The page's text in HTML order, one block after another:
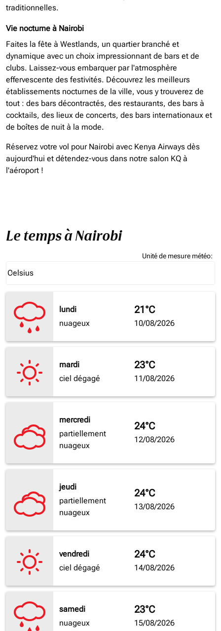
traditionnelles.
Vie nocturne à Nairobi
Faites la fête à Westlands, un quartier branché et
dynamique avec un choix impressionnant de bars et de
clubs. Laissez-vous embarquer par l'atmosphère
effervescente des festivités. Découvrez les meilleurs
établissements nocturnes de la ville, vous y trouverez de
tout : des bars décontractés, des restaurants, des bars à
cocktails, des lieux de concerts, des bars internationaux et
de boîtes de nuit à la mode.
Réservez votre vol pour Nairobi avec Kenya Airways dès
aujourd'hui et détendez-vous dans notre salon KQ à
l'aéroport !
Le temps à Nairobi
Unité de mesure météo:
Celsius
keyboard_arrow_down
lundi
nuageux
21°C
10/08/2026
mardi
ciel dégagé
23°C
11/08/2026
mercredi
partiellement
nuageux
24°C
12/08/2026
jeudi
partiellement
nuageux
24°C
13/08/2026
vendredi
ciel dégagé
24°C
14/08/2026
samedi
nuageux
23°C
15/08/2026